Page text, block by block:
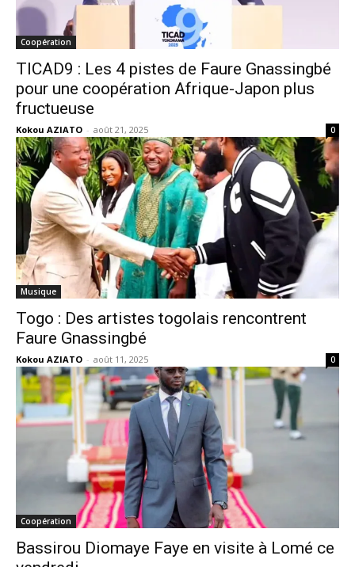
Coopération
TICAD9 : Les 4 pistes de Faure Gnassingbé
pour une coopération Afrique-Japon plus
fructueuse
Kokou AZIATO - août 21, 2025 0
Musique
Togo : Des artistes togolais rencontrent
Faure Gnassingbé
Kokou AZIATO - août 11, 2025 0
Coopération
Bassirou Diomaye Faye en visite à Lomé ce